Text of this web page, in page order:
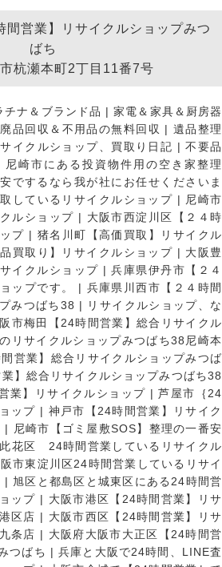
営業】リサイクルショップみつ
ばち
杭瀬本町2丁目11番7号
チナ＆ブランド品 |家電＆家具＆厨房器
廃品回収＆不用品の無料回収 | 遺品整理
サイクルショップ、買取り日記 |不要品
尼崎市にある投資物件用の空き家整理
でするなら我が社にお任せくださいま
しているリサイクルショップ | 尼崎市
ルショップ | 大阪市西淀川区【２４時
プ | 猪名川町【高価買取】リサイクル
買取り】リサイクルショップ | 大阪豊
イクルショップ |兵庫県伊丹市【２４
ップです。
| 兵庫県川西市【２４時間
みつばち38 |
リサイクルショップ、な
市梅田【24時間営業】総合リサイクル
リサイクルショップみつばち38尼崎本
営業】総合リサイクルショップみつば
】総合リサイクルショップみつばち38
業】リサイクルショップ |芦屋市｛24
ップ | 神戸市【24時間営業】リサイク
|
尼崎市【ゴミ屋敷SOS】整理の一番安
花区 24時間営業しているリサイクル
市東淀川区24時間営業しているリサイ
| 旭区と都島区と城東区にある24時間営
ップ | 大阪市港区【24時間営業】リサ
区店 | 大阪市西区【24時間営業】リサ
条店 | 大阪府大阪市大正区【24時間営
つばち |兵庫と大阪で24時間、LINE査